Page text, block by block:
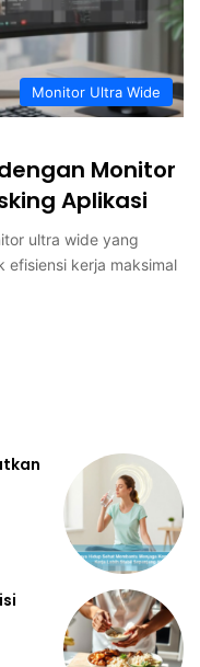
Monitor Ultra Wide
Monitor
Aplikasi
ultra wide yang
efisiensi kerja maksimal